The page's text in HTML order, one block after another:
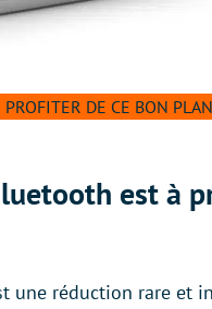
DE CE BON PLAN
est à
une réduction rare et